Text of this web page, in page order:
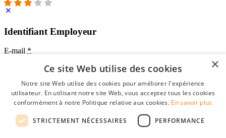
Identifiant Employeur
E-mail *
Mot de passe
se souvenir de moi
mot de passe oublié?
Profil Employeur gratuit
×
Ce site Web utilise des cookies
Notre site Web utilise des cookies pour améliorer l'expérience
utilisateur. En utilisant notre site Web, vous acceptez tous les cookies
conformément à notre Politique relative aux cookies. En savoir plus
STRICTEMENT NÉCESSAIRES PERFORMANCE